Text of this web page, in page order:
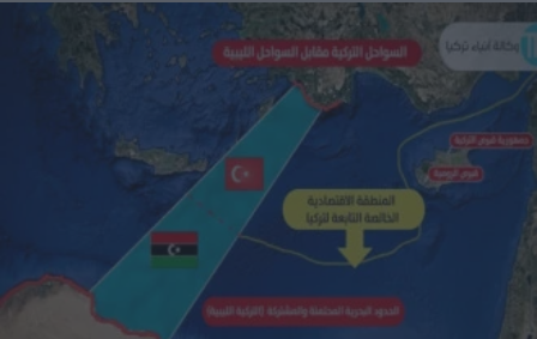
Τρίπολης, στον ΟΗΕ.